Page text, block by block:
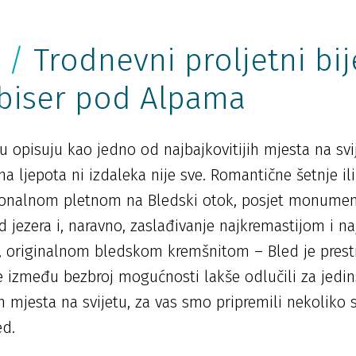
/ Trodnevni proljetni
pod Alpama
opisuju kao jedno od najbajkovitijih mjesta na
ljepota ni izdaleka nije sve. Romantične šetnje
pletnom na Bledski otok, posjet
jezera i, naravno, zaslađivanje najkremastijom i
bledskom kremšnitom – Bled je
između bezbroj mogućnosti lakše odlučili za
mjesta na svijetu, za vas smo pripremili nekoliko